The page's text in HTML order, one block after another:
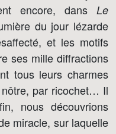
encore, dans Le
du jour lézarde
et les motifs
ses mille diffractions
tous leurs charmes
par ricochet… Il
nous découvrions
miracle, sur laquelle